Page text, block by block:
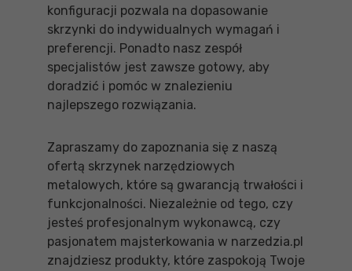
konfiguracji pozwala na dopasowanie
skrzynki do indywidualnych wymagań i
preferencji. Ponadto nasz zespół
specjalistów jest zawsze gotowy, aby
doradzić i pomóc w znalezieniu
najlepszego rozwiązania.
Zapraszamy do zapoznania się z naszą
ofertą skrzynek narzędziowych
metalowych, które są gwarancją trwałości i
funkcjonalności. Niezależnie od tego, czy
jesteś profesjonalnym wykonawcą, czy
pasjonatem majsterkowania w narzedzia.pl
znajdziesz produkty, które zaspokoją Twoje